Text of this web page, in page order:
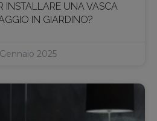
INSTALLARE UNA VASCA
IN GIARDINO?
2025